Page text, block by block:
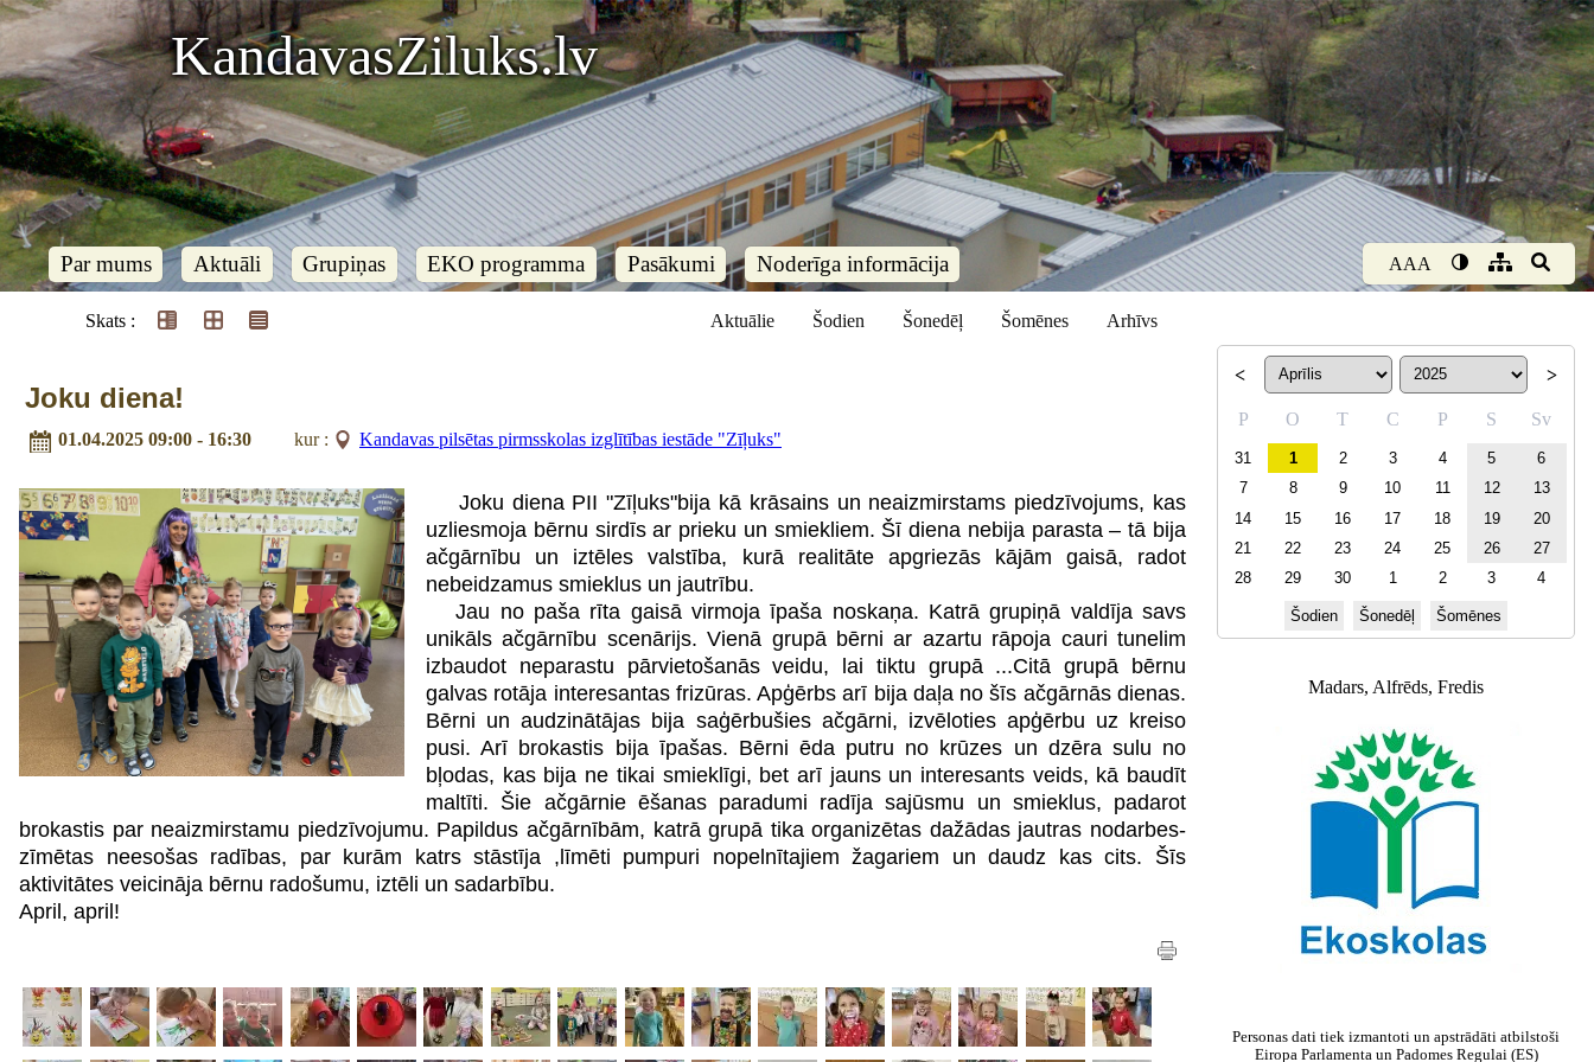
KandavasZiluks.lv
Par mums Aktuāli Grupiņas EKO programma Pasākumi Noderīga informācija AAA
Skats : Aktuālie Šodien Šonedēļ Šomēnes Arhīvs
Joku diena!
01.04.2025 09:00 - 16:30 kur : Kandavas pilsētas pirmsskolas izglītības iestāde "Zīļuks"
Joku diena PII "Zīļuks"bija kā krāsains un neaizmirstams piedzīvojums, kas
uzliesmoja bērnu sirdīs ar prieku un smiekliem. Šī diena nebija parasta – tā bija
ačgārnību un iztēles valstība, kurā realitāte apgriezās kājām gaisā, radot
nebeidzamus smieklus un jautrību.
Jau no paša rīta gaisā virmoja īpaša noskaņa. Katrā grupiņā valdīja savs
unikāls ačgārnību scenārijs. Vienā grupā bērni ar azartu rāpoja cauri tunelim
izbaudot neparastu pārvietošanās veidu, lai tiktu grupā ...Citāgrupā bērnu
galvas rotāja interesantas frizūras. Apģērbs arī bija daļa no šīs ačgārnās dienas.
Bērni un audzinātājas bija saģērbušies ačgārni, izvēloties apģērbu uz kreiso
pusi. Arī brokastis bija īpašas. Bērni ēda putru no krūzes un dzēra sulu no
bļodas, kas bija ne tikai smieklīgi, bet arī jauns un interesants veids, kā baudīt
maltīti. Šie ačgārnie ēšanas paradumi radīja sajūsmu un smieklus, padarot
brokastis par neaizmirstamu piedzīvojumu. Papildus ačgārnībām, katrā grupā tika organizētas dažādas jautras nodarbes-
zīmētas neesošas radības, par kurām katrs stāstīja ,līmēti pumpuri nopelnītajiem žagariem un daudz kas cits. Šīs
aktivitātes veicināja bērnu radošumu, iztēli un sadarbību.
April, april!
< >
P O T C P S Sv
31 1 2 3 4 5
6
7
8 9 10 11 12
13
14
15 16 17 18 19
20
21
22 23 24 25 26
27
28
29 30 1 2 3 4
Šodien Šonedēļ Šomēnes
Madars, Alfrēds, Fredis
Personas dati tiek izmantoti un apstrādāti atbilstoši
Eiropa Parlamenta un Padomes Regulai (ES)